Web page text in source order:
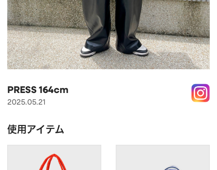
SHOES/SOCKSシューズ・ソックス
RAIN GOODSレイングッズ
GOODS雑貨
ALLすべて
WALLET財布
ホーム
BRAND
PRICE
在庫のある商品のみ表示
PRESS 164cm
2025.05.21
使用アイテム